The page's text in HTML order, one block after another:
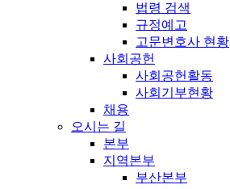
법령 검색
규정예고
고문변호사 현황
사회공헌
사회공헌활동
사회기부현황
채용
오시는 길
본부
지역본부
부산본부